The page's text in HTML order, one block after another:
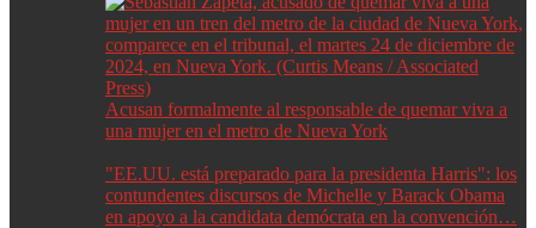
Acusan formalmente al responsable de quemar viva a
una mujer en el metro de Nueva York
"EE.UU. está preparado para la presidenta Harris": los
contundentes discursos de Michelle y Barack Obama
en apoyo a la candidata demócrata en la convención…